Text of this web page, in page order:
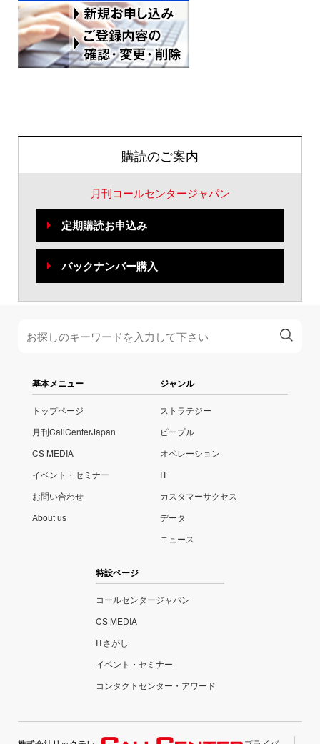
購読のご案内
月刊コールセンタージャパン
定期購読お申込み
バックナンバー購入
基本メニュー
トップページ
月刊CallCenterJapan
CS MEDIA
イベント・セミナー
お問い合わせ
About us
ジャンル
ストラテジー
ピープル
オペレーション
IT
カスタマーサクセス
データ
ニュース
特設ページ
コールセンタージャパン
CS MEDIA
ITさがし
イベント・セミナー
コンタクトセンター・アワード